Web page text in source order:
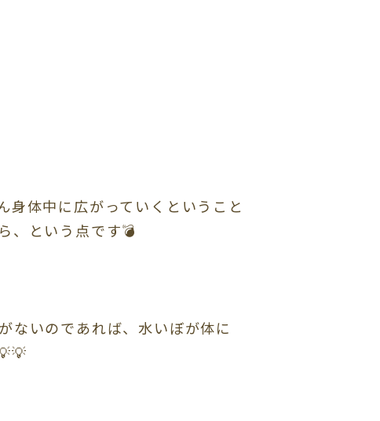
身体中に広がっていくということ
、という点です💣
ないのであれば、水いぼが体に